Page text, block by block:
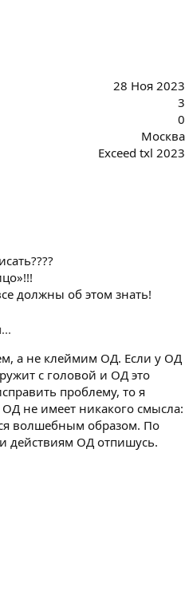
28 Ноя 2023
3
0
Москва
Exceed txl 2023
должны об этом знать!
а не клеймим ОД. Если у ОД
с головой и ОД это
проблему, то я
не имеет никакого смысла:
волшебным образом. По
действиям ОД отпишусь.